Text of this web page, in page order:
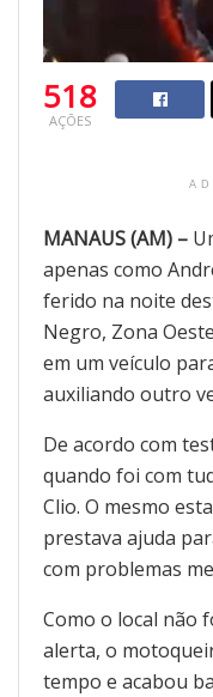
518
AÇÕES
MANAUS (AM) –
apenas como
ferido na noite
Negro, Zona
em um veículo
auxiliando outro
De acordo com
quando foi com
Clio. O mesmo
prestava ajuda
com problemas
Como o local não
alerta, o
tempo e acabou